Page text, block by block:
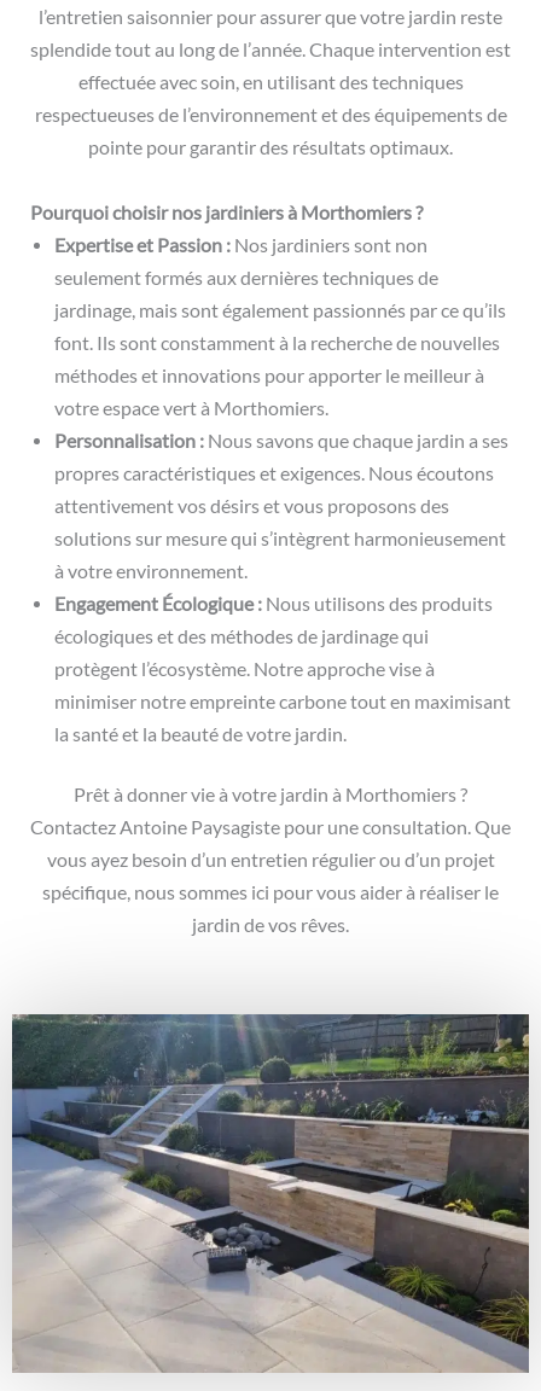
l’entretien saisonnier pour assurer que votre jardin reste
splendide tout au long de l’année. Chaque intervention est
effectuée avec soin, en utilisant des techniques
respectueuses de l’environnement et des équipements de
pointe pour garantir des résultats optimaux.
Pourquoi choisir nos jardiniers à Morthomiers ?
Expertise et Passion : Nos jardiniers sont non
seulement formés aux dernières techniques de
jardinage, mais sont également passionnés par ce qu’ils
font. Ils sont constamment à la recherche de nouvelles
méthodes et innovations pour apporter le meilleur à
votre espace vert à Morthomiers.
Personnalisation : Nous savons que chaque jardin a ses
propres caractéristiques et exigences. Nous écoutons
attentivement vos désirs et vous proposons des
solutions sur mesure qui s’intègrent harmonieusement
à votre environnement.
Engagement Écologique : Nous utilisons des produits
écologiques et des méthodes de jardinage qui
protègent l’écosystème. Notre approche vise à
minimiser notre empreinte carbone tout en maximisant
la santé et la beauté de votre jardin.
Prêt à donner vie à votre jardin à Morthomiers ?
Contactez Antoine Paysagiste pour une consultation. Que
vous ayez besoin d’un entretien régulier ou d’un projet
spécifique, nous sommes ici pour vous aider à réaliser le
jardin de vos rêves.